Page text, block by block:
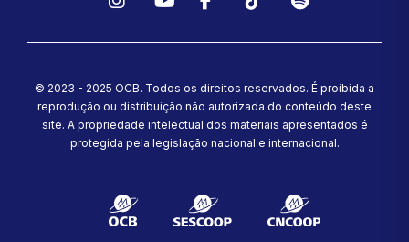
© 2023 - 2025 OCB. Todos os direitos reservados. É proibida a
reprodução ou distribuição não autorizada do conteúdo deste
site. A propriedade intelectual dos materiais apresentados é
protegida pela legislação nacional e internacional.